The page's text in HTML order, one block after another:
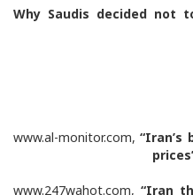
Why Saudis decided not
“Iran’s
prices